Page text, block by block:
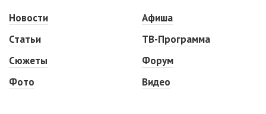
Новости
Статьи
Сюжеты
Фото
Афиша
ТВ-Программа
Форум
Видео